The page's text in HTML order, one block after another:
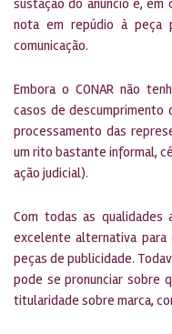
sustação do anúncio e, em
nota em repúdio à peça
comunicação.
Embora o CONAR não
casos de descumprimento
processamento das
um rito bastante informal,
ação judicial).
Com todas as qualidades
excelente alternativa para
peças de publicidade.
pode se pronunciar sobre
titularidade sobre marca,